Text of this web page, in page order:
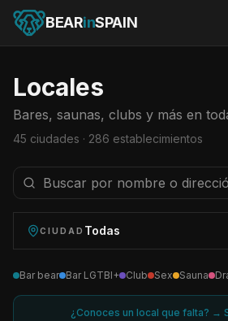
BEARinSPAIN
Locales
Bares, saunas, clubs y más en
45 ciudades · 286 establecimientos
CIUDAD Todas
Bar bear Bar LGTBI+ Club Sex Sauna
¿Conoces un local que falta? →